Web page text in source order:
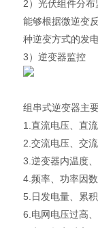
2）光伏组件分布
能够根据微逆变
种逆变方式的发
3）逆变器监控
组串式逆变器主
1.直流电压、直
2.交流电压、交
3.逆变器内温度
4.频率、功率因
5.日发电量、累
6.电网电压过高